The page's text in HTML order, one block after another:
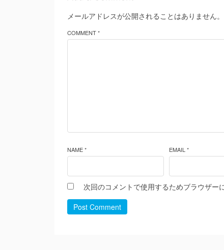
メールアドレスが公開されることはありません。
COMMENT *
NAME * EMAIL *
次回のコメントで使用するためブラウザー
Post Comment